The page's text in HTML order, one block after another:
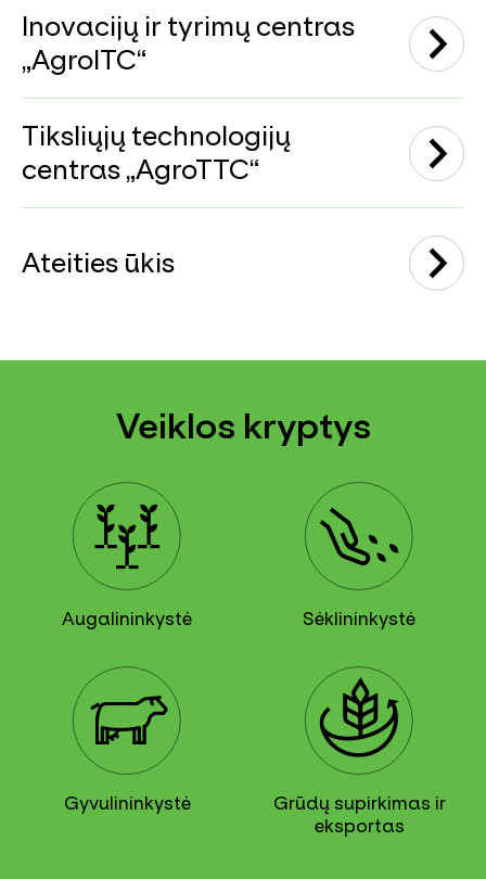
Inovacijų ir tyrimų centras
„AgroITC“
Tiksliųjų technologijų
centras „AgroTTC“
Ateities ūkis
Veiklos kryptys
Augalininkystė
Gyvulininkystė
Sėklininkystė
Grūdų supirkimas ir
eksportas